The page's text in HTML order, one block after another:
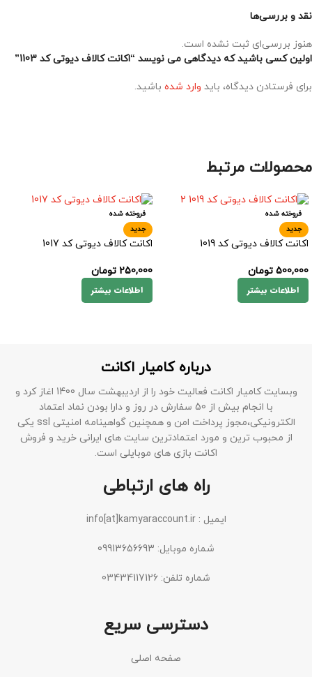
نقد و بررسی‌ها
هنوز بررسی‌ای ثبت نشده است.
اولین کسی باشید که دیدگاهی می نویسد “اکانت کالاف دیوتی کد 1103”
برای فرستادن دیدگاه، باید وارد شده باشید.
محصولات مرتبط
فروخته شده
جدید
اکانت کالاف دیوتی کد 1019
500,000 تومان
اطلاعات بیشتر
فروخته شده
جدید
اکانت کالاف دیوتی کد 1017
250,000 تومان
اطلاعات بیشتر
درباره کامیار اکانت
وبسایت کامیار اکانت فعالیت خود را از اردیبهشت سال 1400 اغاز کرد و
با انجام بیش از 50 سفارش در روز و دارا بودن نماد اعتماد
الکترونیکی،مجوز پرداخت امن و همچنین گواهینامه امنیتی ssl یکی
از محبوب ترین و مورد اعتمادترین سایت های ایرانی خرید و فروش
اکانت بازی های موبایلی است.
راه های ارتباطی
ایمیل : info[at]kamyaraccount.ir
شماره موبایل: 09913656693
شماره تلفن: 03434117126
دسترسی سریع
صفحه اصلی